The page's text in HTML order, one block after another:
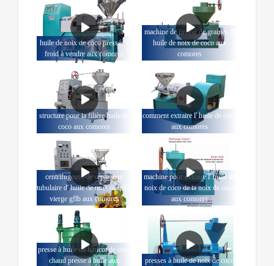
huile de noix de coco pressée à
froid à vendre aux comores
machine de presse de graines d'
huile de noix de coco aux
comores
structure pour la filière huile de
coco aux comores
comment extraire l' huile de coco
aux comores
centrifugeuse de séparateur
tubulaire d' huile de noix de coco
vierge gflb aux comores
machine pour extraire l' huile de
noix de coco de la noix de coco
aux comores
presse à huile de haricot de coco
chaud presse à huile aux
presses à huile de noix de coco